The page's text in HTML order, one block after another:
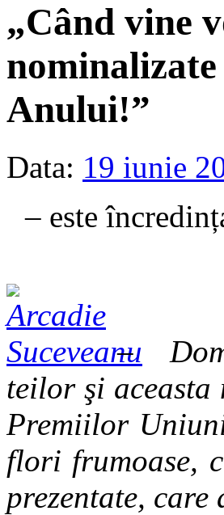
„Când vine
Anului!”
Data: 19 iunie
– este
–
teilor şi aceasta
Premiilor
flori frumoase,
prezentate,